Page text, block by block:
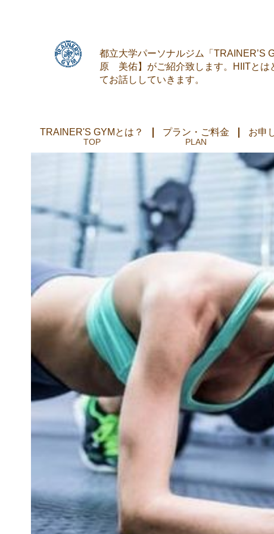
都立大学パーソナルジム「TRAINER’S
原 美佑】がご紹介致します。HIITとは
てお話ししていきます。
TRAINER'S GYMとは？ プラン・ご料金 お申